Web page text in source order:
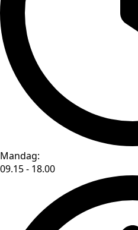
Mandag:
09.15 - 18.00